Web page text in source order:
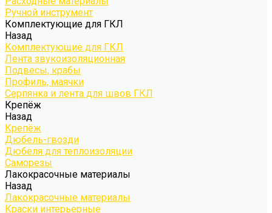
Ручной инструмент
Комплектующие для ГКЛ
Назад
Комплектующие для ГКЛ
Лента звукоизоляционная
Подвесы, крабы
Профиль, маячки
Серпянка и лента для швов ГКЛ
Крепёж
Назад
Крепёж
Дюбель-гвозди
Дюбеля для теплоизоляции
Саморезы
Лакокрасочные материалы
Назад
Лакокрасочные материалы
Краски интерьерные